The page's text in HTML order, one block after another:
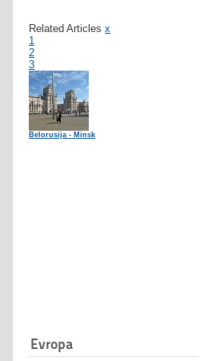
Related Articles x
1
2
3
Belorusija - Minsk
Evropa